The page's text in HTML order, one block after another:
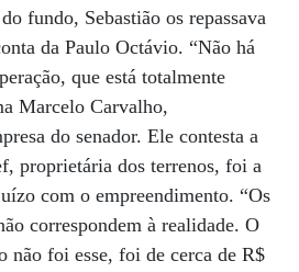
fundo, Sebastião os repassava
da Paulo Octávio. “Não há
que está totalmente
Marcelo Carvalho,
do senador. Ele contesta a
proprietária dos terrenos, foi a
com o empreendimento. “Os
correspondem à realidade. O
não foi esse, foi de cerca de R$